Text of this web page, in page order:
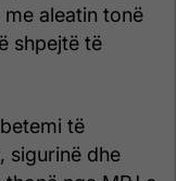
aleatin tonë
shpejtë të
të
sigurinë dhe